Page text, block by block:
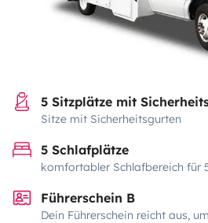
5 Sitzplätze mit
Sitze mit Sicherheitsgurten
5 Schlafplätze
komfortabler Schlafbereich für
Führerschein B
Dein Führerschein reicht aus,